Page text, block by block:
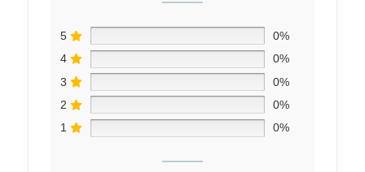
5
0%
4
0%
3
0%
2
0%
1
0%